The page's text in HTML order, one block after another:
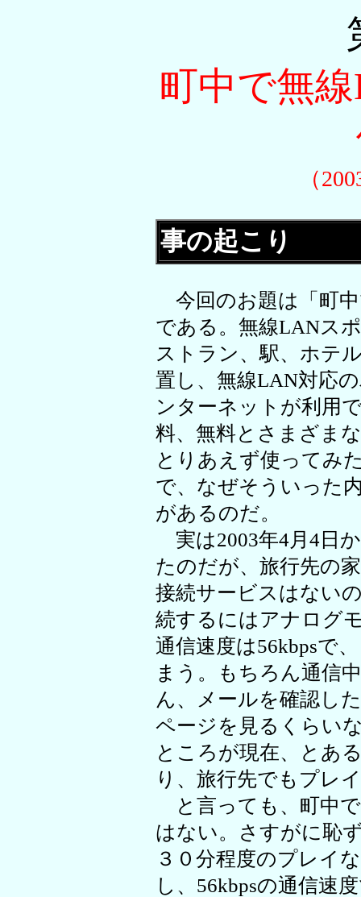
町中で無
（
事の起こり
今回のお題は「町
である。無線LANス
ストラン、駅、ホテ
置し、無線LAN対応
ンターネットが利用
料、無料とさまざま
とりあえず使ってみ
で、なぜそういった
があるのだ。
実は2003年4月4日
たのだが、旅行先の
接続サービスはない
続するにはアナログ
通信速度は56kbpsで
まう。もちろん通信
ん、メールを確認し
ページを見るくらい
ところが現在、とあ
り、旅行先でもプレ
と言っても、町中
はない。さすがに恥
３０分程度のプレイ
し、56kbpsの通信速